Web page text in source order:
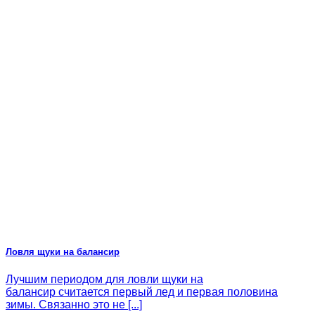
Ловля щуки на балансир
Лучшим периодом для ловли щуки на
балансир считается первый лед и первая половина
зимы. Связанно это не [...]